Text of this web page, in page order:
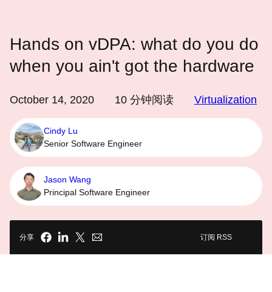
Hands on vDPA: what do you do
when you ain't got the hardware
October 14, 2020 10 分钟阅读 Virtualization
Cindy Lu
Senior Software Engineer
Jason Wang
Principal Software Engineer
分享 订阅 RSS